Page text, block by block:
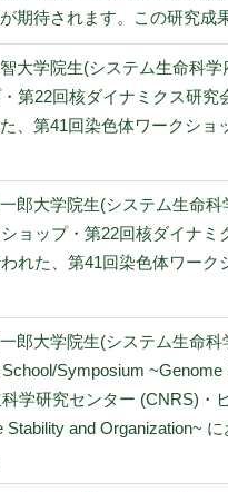
期待されます。この研究成
大学院生(システム生命科
第22回核ダイナミクス研
、第41回染色体ワークシ
郎大学院生(システム生命
ョップ・第22回核ダイナ
れた、第41回染色体ワー
郎大学院生(システム生命
Symposium
学研究センター (CNRS)
and Organization~